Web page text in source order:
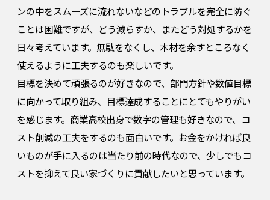
ンの中をスムーズに流れないなどのトラブルを完全に防ぐ
ことは困難ですが、どう減らすか、またどう対処するかを
日々考えています。無駄をなくし、木材を余すところなく
使えるように工夫するのも楽しいです。
目標を決めて頑張るのが好きなので、部門方針や数値目標
に向かって取り組み、目標達成することにとてもやりがい
を感じます。商業高校出身で数字の管理も好きなので、コ
スト削減の工夫をするのも面白いです。お金をかければ良
いものが手に入るのは当たり前の時代なので、少しでもコ
ストを抑えて良い家づくりに貢献したいと思っています。